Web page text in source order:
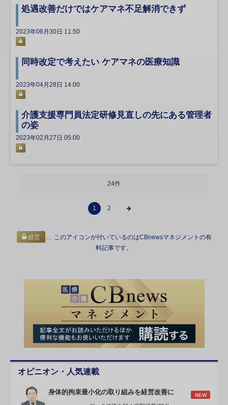
処遇改善だけではケアマネ不足解消できず
2023年06月30日 11:50
同時改定で考えたい ケアマネの医療知識
2023年04月28日 14:00
介護支援専門員法定研修見直しの先にある管理者
の姿
2023年02月27日 05:00
24件
1 2
経営
… このアイコンが付いているのはCBnewsマネジメントの有
料記事です。
オピニオン・人気連載
身体的拘束最小化の取り組みを経営改善に NEW